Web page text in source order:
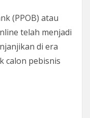
(PPOB) atau
telah menjadi
di era
calon pebisnis
PPOB? Baca Ini